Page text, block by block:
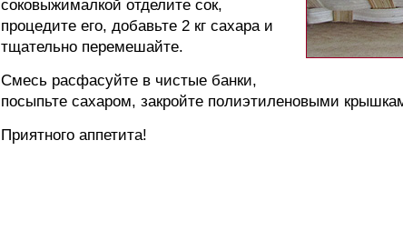
соковыжималкой отделите сок,
процедите его, добавьте 2 кг сахара и
тщательно перемешайте.
Смесь расфасуйте в чистые банки,
посыпьте сахаром, закройте полиэтиленовыми
Приятного аппетита!